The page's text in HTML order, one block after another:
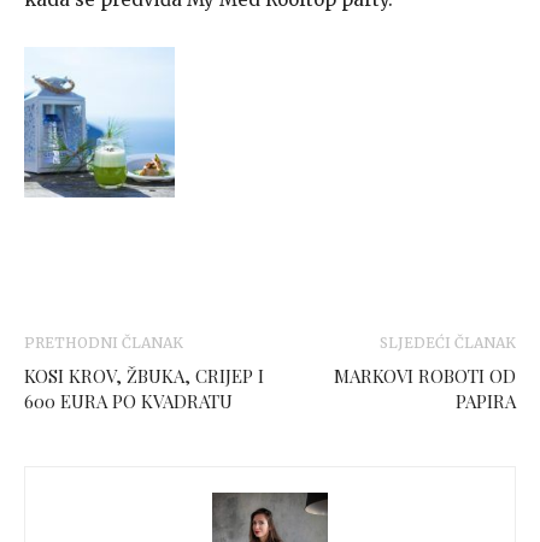
PRETHODNI ČLANAK
KOSI KROV, ŽBUKA, CRIJEP I
600 EURA PO KVADRATU
SLJEDEĆI ČLANAK
MARKOVI ROBOTI OD
PAPIRA